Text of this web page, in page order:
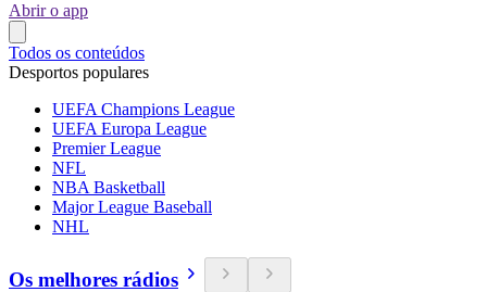
Abrir o app
Todos os conteúdos
Desportos populares
UEFA Champions League
UEFA Europa League
Premier League
NFL
NBA Basketball
Major League Baseball
NHL
Os melhores rádios